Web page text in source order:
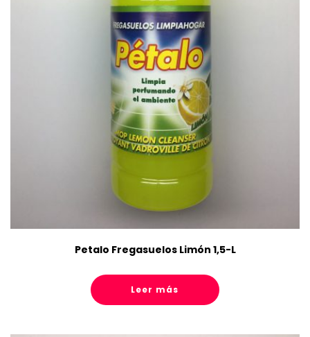
Petalo Fregasuelos Limón 1,5-L
Leer más